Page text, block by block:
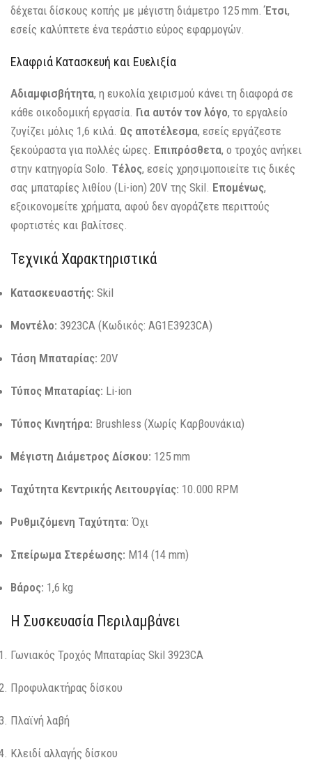
δέχεται δίσκους κοπής με μέγιστη διάμετρο 125 mm.Έτσι,
εσείς καλύπτετε ένα τεράστιο εύρος εφαρμογών.
Ελαφριά Κατασκευή και Ευελιξία
Αδιαμφισβήτητα, η ευκολία χειρισμού κάνει τη διαφορά σε
κάθε οικοδομική εργασία. Για αυτόν τον λόγο, το εργαλείο
ζυγίζει μόλις 1,6 κιλά. Ως αποτέλεσμα, εσείς εργάζεστε
ξεκούραστα για πολλές ώρες. Επιπρόσθετα, ο τροχός ανήκει
στην κατηγορία Solo. Τέλος, εσείς χρησιμοποιείτε τις δικές
σας μπαταρίες λιθίου (Li-ion) 20V της Skil. Επομένως,
εξοικονομείτε χρήματα, αφού δεν αγοράζετε περιττούς
φορτιστές και βαλίτσες.
Τεχνικά Χαρακτηριστικά
Κατασκευαστής: Skil
Μοντέλο: 3923CA (Κωδικός: AG1E3923CA)
Τάση Μπαταρίας: 20V
Τύπος Μπαταρίας: Li-ion
Τύπος Κινητήρα: Brushless (Χωρίς Καρβουνάκια)
Μέγιστη Διάμετρος Δίσκου: 125 mm
Ταχύτητα Κεντρικής Λειτουργίας: 10.000 RPM
Ρυθμιζόμενη Ταχύτητα: Όχι
Σπείρωμα Στερέωσης: M14 (14 mm)
Βάρος: 1,6 kg
Η Συσκευασία Περιλαμβάνει
Γωνιακός Τροχός Μπαταρίας Skil 3923CA
Προφυλακτήρας δίσκου
Πλαϊνή λαβή
Κλειδί αλλαγής δίσκου